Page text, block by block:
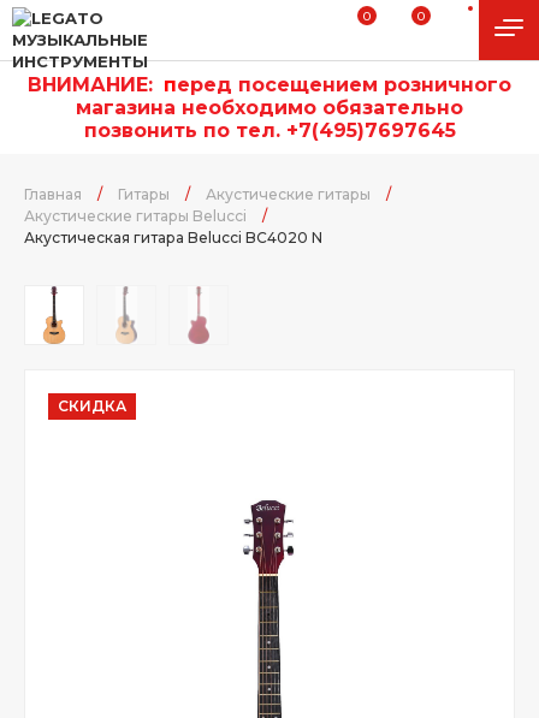
0 0
ВНИМАНИЕ: перед посещением розничного
магазина необходимо обязательно
позвонить по тел. +7(495)7697645
Главная / Гитары / Акустические гитары
/
Акустические гитары Belucci
/
Акустическая гитара Belucci BC4020 N
СКИДКА